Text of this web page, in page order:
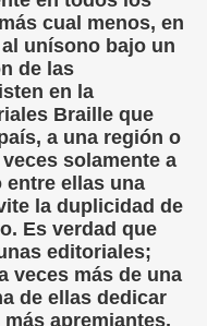
cual menos, en
unísono bajo un
de las
en la
Braille que
a una región o
solamente a
ellas una
la duplicidad de
Es verdad que
editoriales;
veces más de una
de ellas dedicar
apremiantes,
Rodríguez